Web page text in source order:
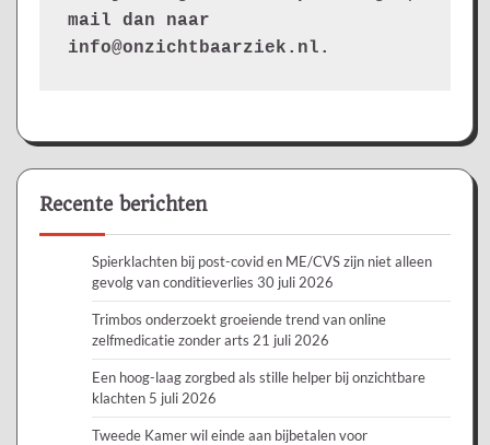
mail dan naar
info@onzichtbaarziek.nl.
Recente berichten
Spierklachten bij post-covid en ME/CVS zijn niet alleen
gevolg van conditieverlies 30 juli 2026
Trimbos onderzoekt groeiende trend van online
zelfmedicatie zonder arts 21 juli 2026
Een hoog-laag zorgbed als stille helper bij onzichtbare
klachten 5 juli 2026
Tweede Kamer wil einde aan bijbetalen voor